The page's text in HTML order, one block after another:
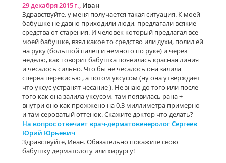
29 декабря 2015 г., Иван
Здравствуйте, у меня получается такая ситуация. К моей
бабушке не давно приходили люди, предлагали всякие
средства от старения. И человек который предлагал все
моей бабушке, взял какое то средство или духи, полил ей
на руку (большой палец и немного по руке) и через
неделю, как говорит бабушка появилась красная линия
и чесалось сильно. Что бы не чесалось она залила
сперва перекисью , а потом уксусом (ну она утверждает
что уксус устранят чесание ). Не знаю до того или после
того как она залила уксусом, там появилась рана +
внутри оно как прожжено на 0.3 миллиметра примерно
и там сероватый оттенок. Скажите доктор что делать?
На вопрос отвечает врач-дерматовенеролог Сергеев
Юрий Юрьевич
Здравствуйте, Иван. Обязательно покажите свою
бабушку дерматологу или хирургу!